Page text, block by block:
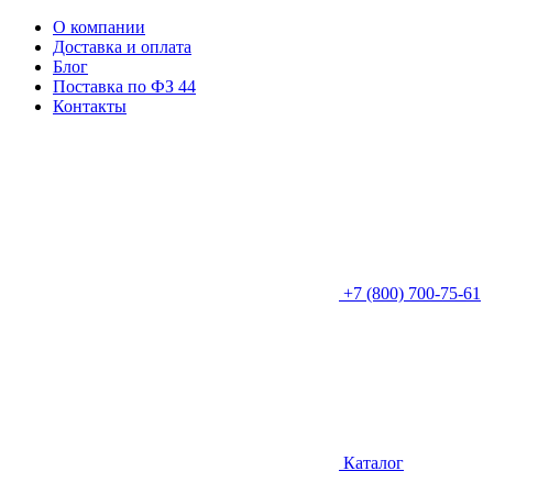
О компании
Доставка и оплата
Блог
Поставка по ФЗ 44
Контакты
+7 (800) 700-75-61
Каталог